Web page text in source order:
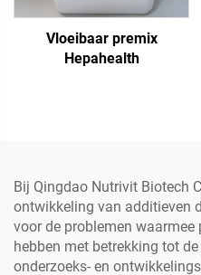
Vloeibaar premix
Hepahealth
Bij Qingdao Nutrivit Biotech
ontwikkeling van additieven
voor de problemen
hebben met betrekking tot
onderzoeks- en